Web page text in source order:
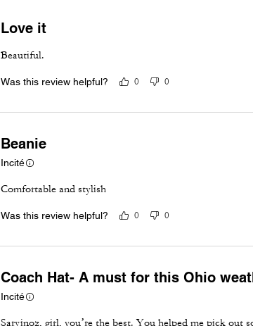
Love it
Beautiful.
Was this review helpful? 0 0
Beanie
Incité
Comfortable and stylish
Was this review helpful? 0 0
Coach Hat- A must for this Ohio
Incité
Sarvinoz, girl, you’re the best. You helped me pick out